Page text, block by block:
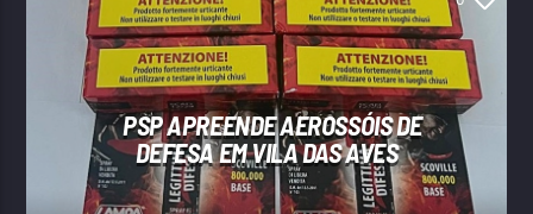
PSP APREENDE AEROSSÓIS DE
DEFESA EM VILA DAS AVES